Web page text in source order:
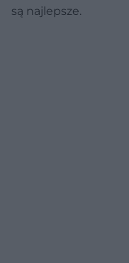
są najlepsze.